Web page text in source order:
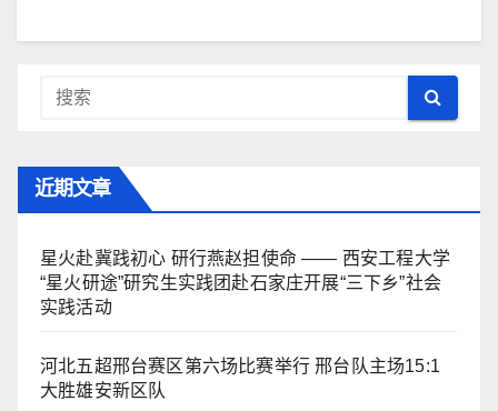
近期文章
星火赴冀践初心 研行燕赵担使命 —— 西安工程大学
“星火研途”研究生实践团赴石家庄开展“三下乡”社会
实践活动
河北五超邢台赛区第六场比赛举行 邢台队主场15:1
大胜雄安新区队